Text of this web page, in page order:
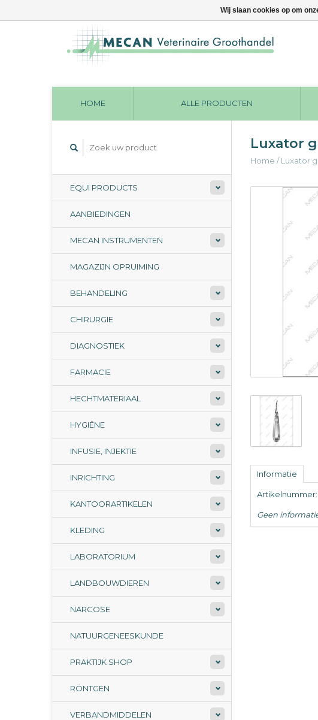
HOME ALLE PRODUCTEN
EQUI PRODUCTS
AANBIEDINGEN
MECAN INSTRUMENTEN
MAGAZIJN OPRUIMING
BEHANDELING
CHIRURGIE
DIAGNOSTIEK
FARMACIE
HECHTMATERIAAL
HYGIËNE
INFUSIE, INJEKTIE
INRICHTING
KANTOORARTIKELEN
KLEDING
LABORATORIUM
LANDBOUWDIEREN
NARCOSE
NATUURGENEESKUNDE
PRAKTIJK SHOP
RÖNTGEN
VERBANDMIDDELEN
Luxator
Home /Luxator
Informatie
Artikelnummer:
Geen
Wij slaan cookies op om